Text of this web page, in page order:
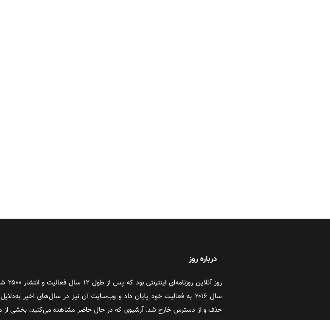
درباره روز
روز
سال ۲۰۱۶ به فعالیت خود پایان داد و وب‌سایت آن نیز در سال‌های اخیر
حذف و از دسترس خارج شد. آرشیوی که در حال حاضر مشاهده می‌کنید، بخشی از